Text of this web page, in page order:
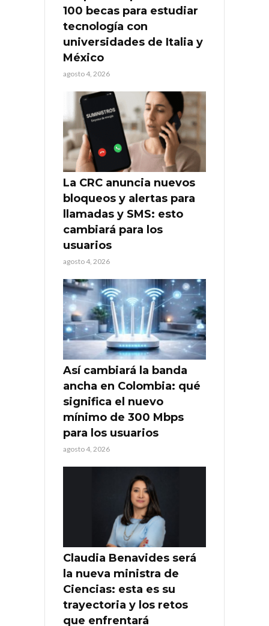
100 becas para estudiar
tecnología con
universidades de Italia y
México
agosto 4, 2026
La CRC anuncia nuevos
bloqueos y alertas para
llamadas y SMS: esto
cambiará para los
usuarios
agosto 4, 2026
Así cambiará la banda
ancha en Colombia: qué
significa el nuevo
mínimo de 300 Mbps
para los usuarios
agosto 4, 2026
Claudia Benavides será
la nueva ministra de
Ciencias: esta es su
trayectoria y los retos
que enfrentará